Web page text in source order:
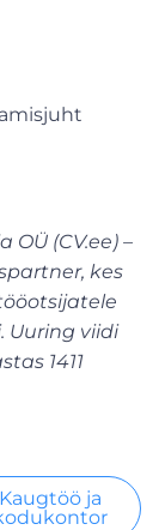
(CV.ee) –
kes
Uuring viidi
1411
Kaugtöö ja